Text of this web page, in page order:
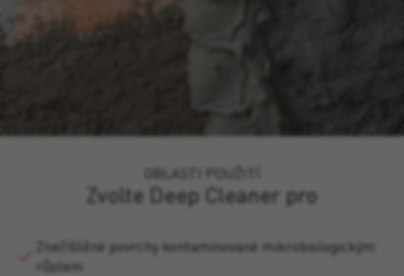
OBLASTI POUŽITÍ
Zvolte Deep Cleaner pro
Znečištěné povrchy kontaminované mikrobiologickým
růstem